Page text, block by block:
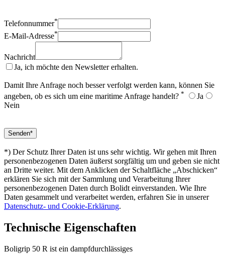
Telefonnummer*
E-Mail-Adresse*
Nachricht
Ja, ich möchte den Newsletter erhalten.
Damit Ihre Anfrage noch besser verfolgt werden kann, können Sie
angeben, ob es sich um eine maritime Anfrage handelt? *
Ja
Nein
*) Der Schutz Ihrer Daten ist uns sehr wichtig. Wir gehen mit Ihren
personenbezogenen Daten äußerst sorgfältig um und geben sie nicht
an Dritte weiter. Mit dem Anklicken der Schaltfläche „Abschicken“
erklären Sie sich mit der Sammlung und Verarbeitung Ihrer
personenbezogenen Daten durch Bolidt einverstanden. Wie Ihre
Daten gesammelt und verarbeitet werden, erfahren Sie in unserer
Datenschutz- und Cookie-Erklärung.
Technische Eigenschaften
Boligrip 50 R ist ein dampfdurchlässiges